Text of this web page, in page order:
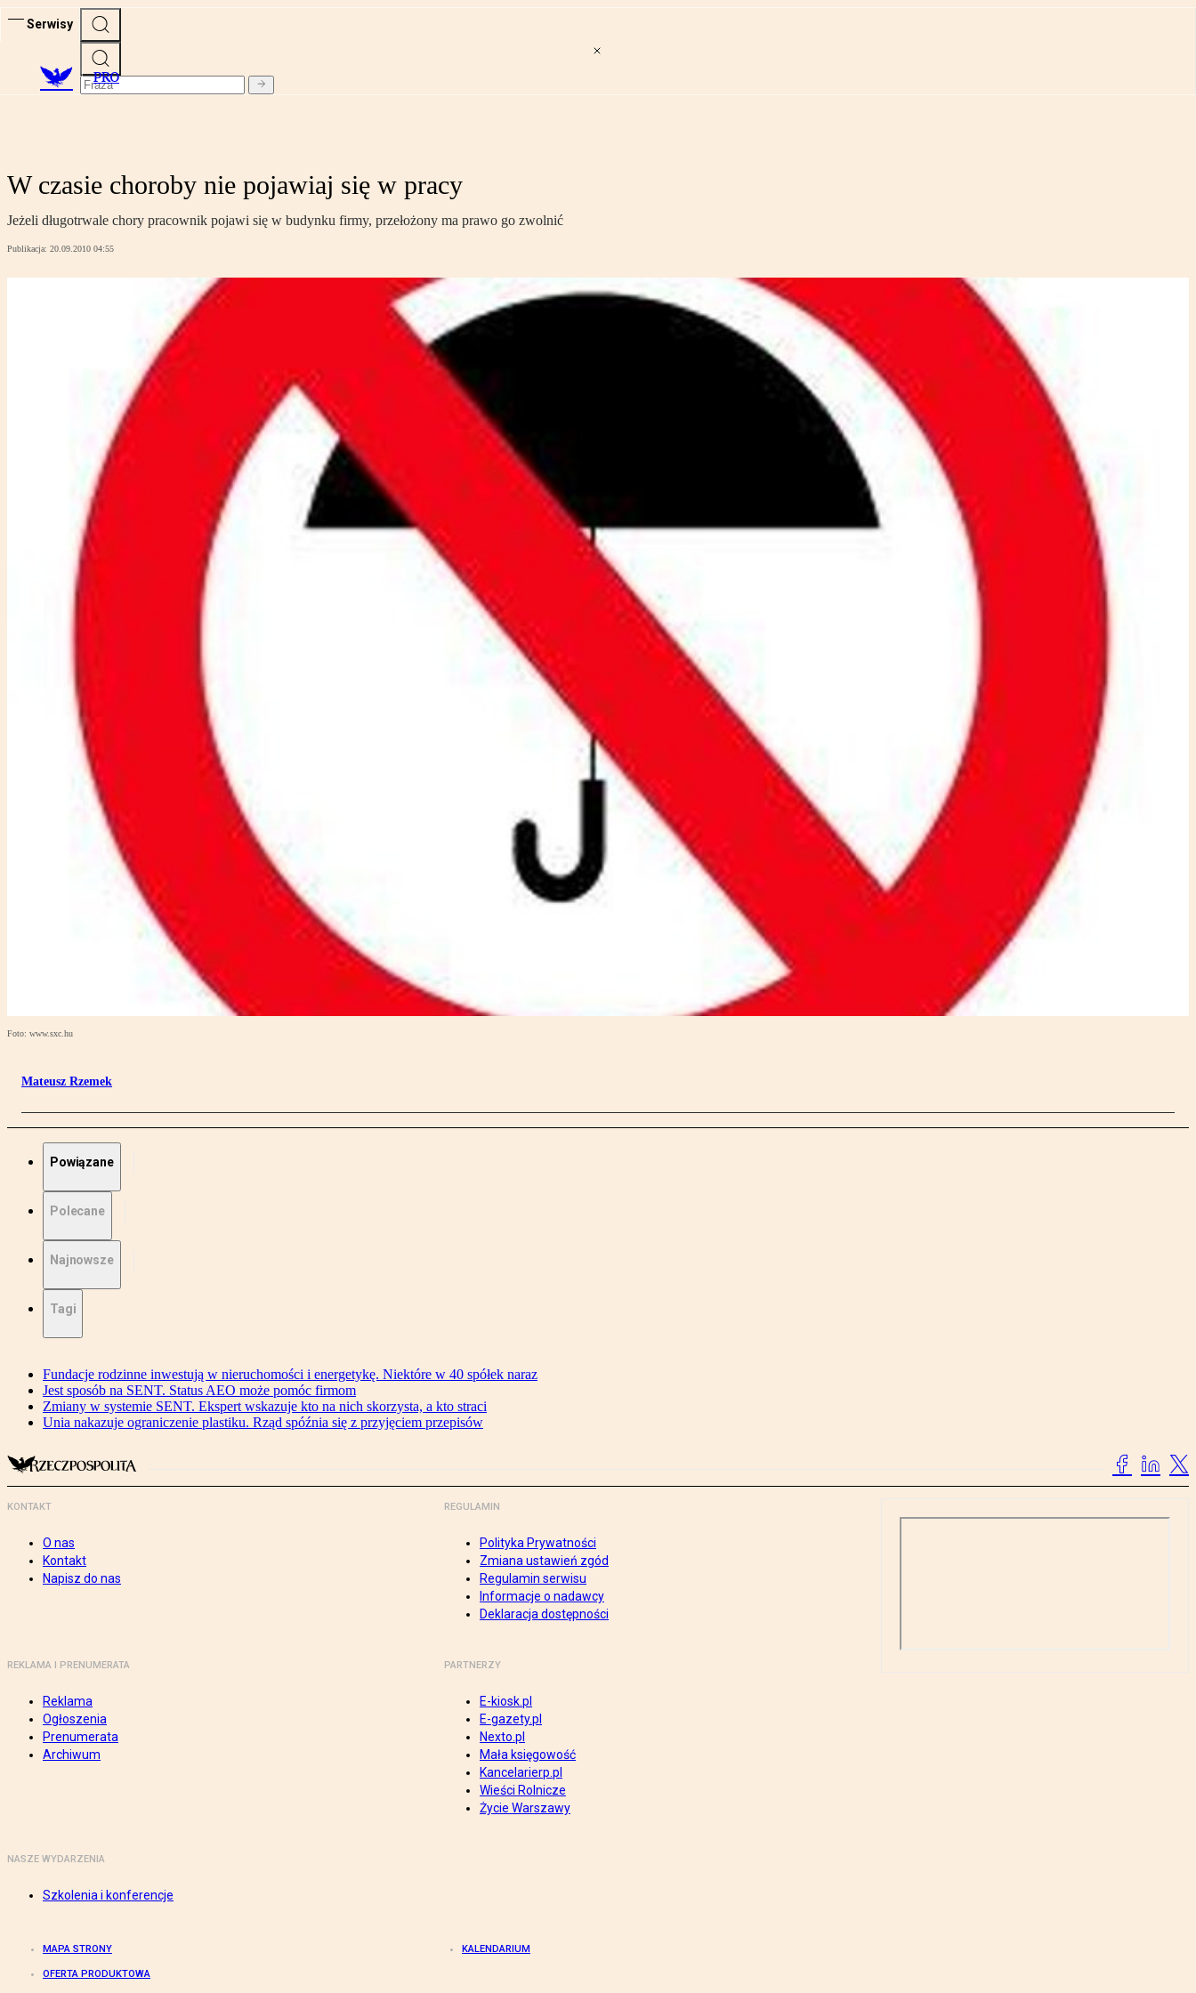
Serwisy
PRO
W czasie choroby nie pojawiaj się w pracy
Jeżeli długotrwale chory pracownik pojawi się w budynku firmy, przełożony ma prawo go zwolnić
Publikacja: 20.09.2010 04:55
Foto: www.sxc.hu
Mateusz Rzemek
Powiązane
Polecane
Najnowsze
Tagi
Fundacje rodzinne inwestują w nieruchomości i energetykę. Niektóre w 40 spółek naraz
Jest sposób na SENT. Status AEO może pomóc firmom
Zmiany w systemie SENT. Ekspert wskazuje kto na nich skorzysta, a kto straci
Unia nakazuje ograniczenie plastiku. Rząd spóźnia się z przyjęciem przepisów
KONTAKT
O nas
Kontakt
Napisz do nas
REGULAMIN
Polityka Prywatności
Zmiana ustawień zgód
Regulamin serwisu
Informacje o nadawcy
Deklaracja dostępności
REKLAMA I PRENUMERATA
Reklama
Ogłoszenia
Prenumerata
Archiwum
PARTNERZY
E-kiosk.pl
E-gazety.pl
Nexto.pl
Mała księgowość
Kancelarierp.pl
Wieści Rolnicze
Życie Warszawy
NASZE WYDARZENIA
Szkolenia i konferencje
MAPA STRONY KALENDARIUM
OFERTA PRODUKTOWA